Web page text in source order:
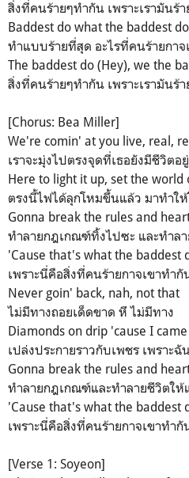
สิ่งที่คนร้ายๆทำกัน เพราะเรามันร้า
Baddest do what the baddest
ทำแบบร้ายที่สุด อะไรที่คนร้ายกาจ
The baddest do (Hey), we the
สิ่งที่คนร้ายๆทำกัน เพราะเรามันร้า
[Chorus: Bea Miller]
We're comin' at you live, real,
เราจะมุ่งไปตรงจุดที่เธอยังมีชีวิต
Here to light it up, set the world
ตรงนี้ไฟได้ลุกโหมขึ้นแล้ว มาทำใ
Gonna break the rules and
ทำลายกฎเกณฑ์ทิ้งไปซะ และทำล
'Cause that's what the baddest
เพราะนี่คือสิ่งที่คนร้ายกาจเขาทำกั
Never goin' back, nah, not that
ไม่มีทางถอยเด็ดขาด หึ ไม่มีทาง
Diamonds on drip 'cause I
เปล่งประกายราวกับเพชร เพราะ
Gonna brеak the rules and
ทำลายกฎเกณฑ์และทำลายชีวิตให้
'Causе that's what the baddest
เพราะนี่คือสิ่งที่คนร้ายกาจเขาทำกั
[Verse 1: Soyeon]